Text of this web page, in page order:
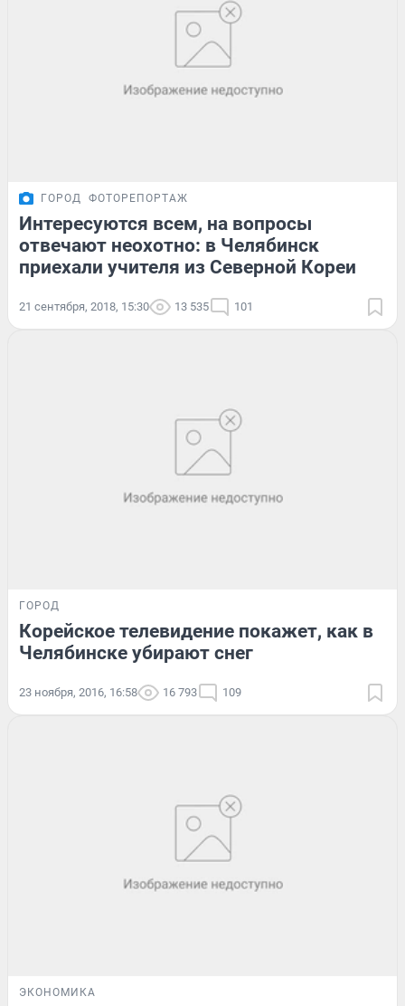
ГОРОД ФОТОРЕПОРТАЖ
Интересуются всем, на вопросы
отвечают неохотно: в Челябинск
приехали учителя из Северной Кореи
21 сентября, 2018, 15:30 13 535 101
ГОРОД
Корейское телевидение покажет, как в
Челябинске убирают снег
23 ноября, 2016, 16:58 16 793 109
ЭКОНОМИКА